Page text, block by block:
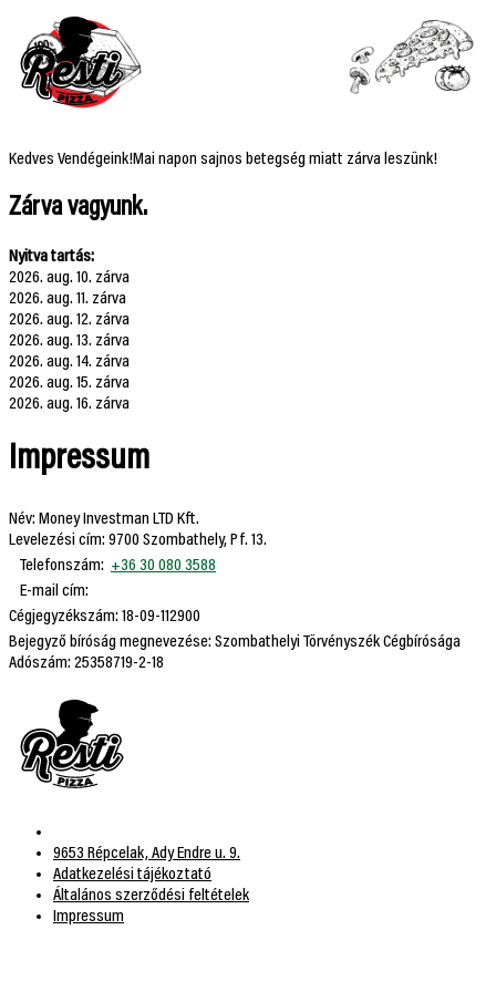
Kedves Vendégeink!Mai napon sajnos betegség miatt zárva leszünk!
Zárva vagyunk.
Nyitva tartás:
2026. aug. 10. zárva
2026. aug. 11. zárva
2026. aug. 12. zárva
2026. aug. 13. zárva
2026. aug. 14. zárva
2026. aug. 15. zárva
2026. aug. 16. zárva
Impressum
Név: Money Investman LTD Kft.
Levelezési cím: 9700 Szombathely, Pf. 13.
Telefonszám: +36 30 080 3588
E-mail cím:
Cégjegyzékszám: 18-09-112900
Bejegyző bíróság megnevezése: Szombathelyi Törvényszék Cégbírósága
Adószám: 25358719-2-18
9653 Répcelak, Ady Endre u. 9.
Adatkezelési tájékoztató
Általános szerződési feltételek
Impressum